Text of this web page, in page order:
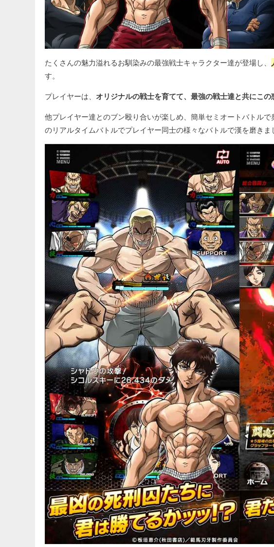
たくさんの魅力溢れるお馴染みの最強戦士キャラクター達が登場し、
す。
プレイヤーは、 オリジナルの戦士を育てて、最強の戦士達と共にこの
他プレイヤー達とのブン殴り合いが楽しめ、簡単セミオートバトル
のリアルタイムバトルでプレイヤー同士の様々なバトルで漢を磨きま